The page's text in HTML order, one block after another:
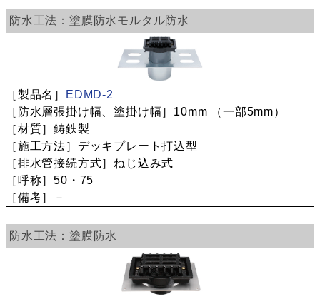
塗膜防水 モルタル防水
EDMD-2
10mm （一部5mm）
鋳鉄製
デッキプレート打込型
ねじ込み式
50・75
－
塗膜防水